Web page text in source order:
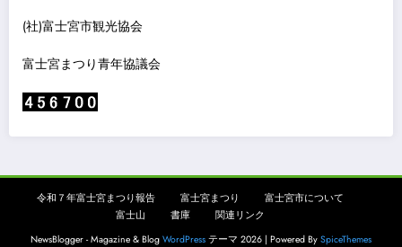
(社)富士宮市観光協会
富士宮まつり青年協議会
令和７年富士宮まつり報告 富士宮まつり
富士宮市について
富士山
書庫
関連リンク
NewsBlogger - Magazine & Blog WordPress テーマ 2026 | Powered By SpiceThemes